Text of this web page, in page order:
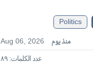
Politics
Aug 06, 2026
منذ يوم
عدد الكلمات: ٨٩